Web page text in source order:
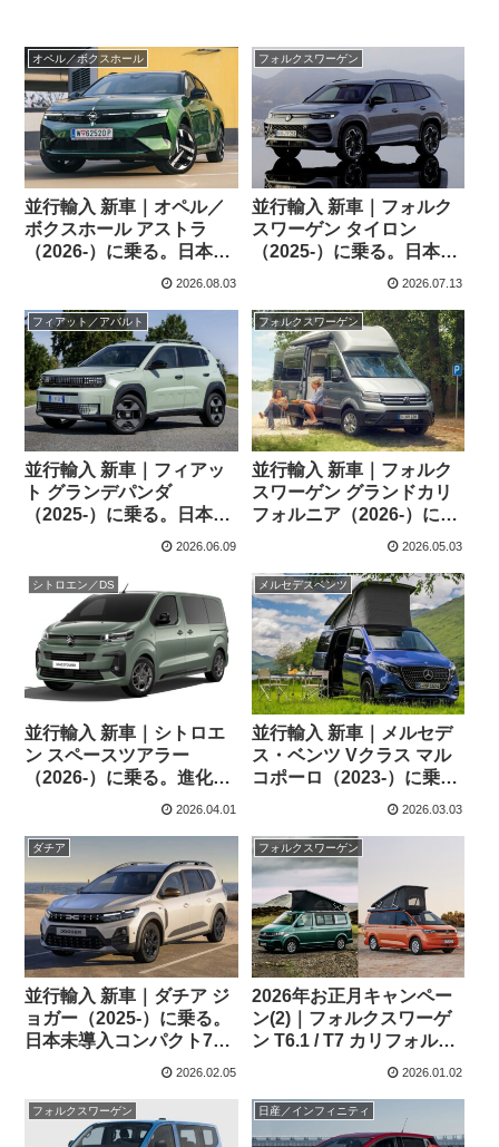
オペル／ボクスホール
並行輸入 新車｜オペル／
ボクスホール アストラ
（2026-）に乗る。日本未
導入ハッチバック／ワゴ
格の情報。
2026.08.03
フォルクスワーゲン
並行輸入 新車｜フォルク
スワーゲン タイロン
（2025-）に乗る。日本未
導入3列シートSUVの概
報。
2026.07.13
フィアット／アバルト
並行輸入 新車｜フィアッ
ト グランデパンダ
（2025-）に乗る。日本未
導入コンパクトの概要・
2026.06.09
フォルクスワーゲン
並行輸入 新車｜フォルク
スワーゲン グランドカリ
フォルニア（2026-）に乗
る。日本未導入キャンピ
ク・価格の情報
2026.05.03
シトロエン／DS
並行輸入 新車｜シトロエ
ン スペースツアラー
（2026-）に乗る。進化し
た日本未導入MPVの概
報。
2026.04.01
メルセデスベンツ
並行輸入 新車｜メルセデ
ス・ベンツ Vクラス マル
コポーロ（2023-）に乗
る。日本未導入キャンピ
ク・価格の情報。
2026.03.03
ダチア
並行輸入 新車｜ダチア ジ
ョガー（2025-）に乗る。
日本未導入コンパクト7シ
ーターMPVの概要・スペ
2026.02.05
フォルクスワーゲン
2026年お正月キャンペー
ン(2)｜フォルクスワーゲ
ン T6.1 / T7 カリフォルニ
2026.01.02
フォルクスワーゲン 日産／インフィニティ